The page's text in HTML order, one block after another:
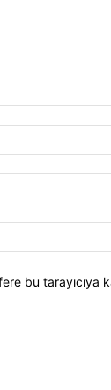
bu tarayıcıya